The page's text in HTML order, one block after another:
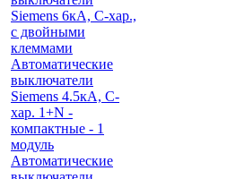
Siemens 6кА, C-хар.,
с двойными
клеммами
Автоматические
выключатели
Siemens 4.5кА, C-
хар. 1+N -
компактные - 1
модуль
Автоматические